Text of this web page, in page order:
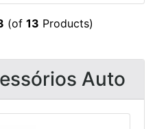
(of 13 Products)
Auto